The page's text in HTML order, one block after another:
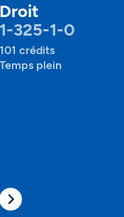
Droit
1-325-1-0
101 crédits
Temps plein